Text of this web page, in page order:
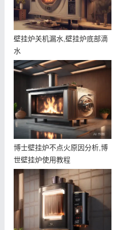
壁挂炉关机漏水,壁挂炉底部滴
水
博士壁挂炉不点火原因分析,博
世壁挂炉使用教程